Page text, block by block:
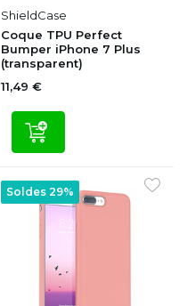
ShieldCase
Coque TPU Perfect
Bumper iPhone 7 Plus
(transparent)
11,49 €
Soldes 29%